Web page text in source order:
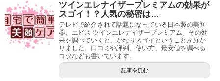
ツインエレナイザープレミアムの効果が
スゴイ！？人気の秘密は…
テレビで紹介されて話題になっている日本製の美顔
器、エビス ツインエレナイザープレミアム。その効
果を調べていくと、かなりスゴイということが分か
りました。口コミや評判、使い方、最安値を調べる
コツなども書いています。
記事を読む